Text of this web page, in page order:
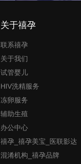
关于禧孕
联系禧孕
关于我们
试管婴儿
HIV洗精服务
冻卵服务
辅助生殖
办公中心
禧孕_禧孕美宝_医联影达
混淆机构_禧孕品牌